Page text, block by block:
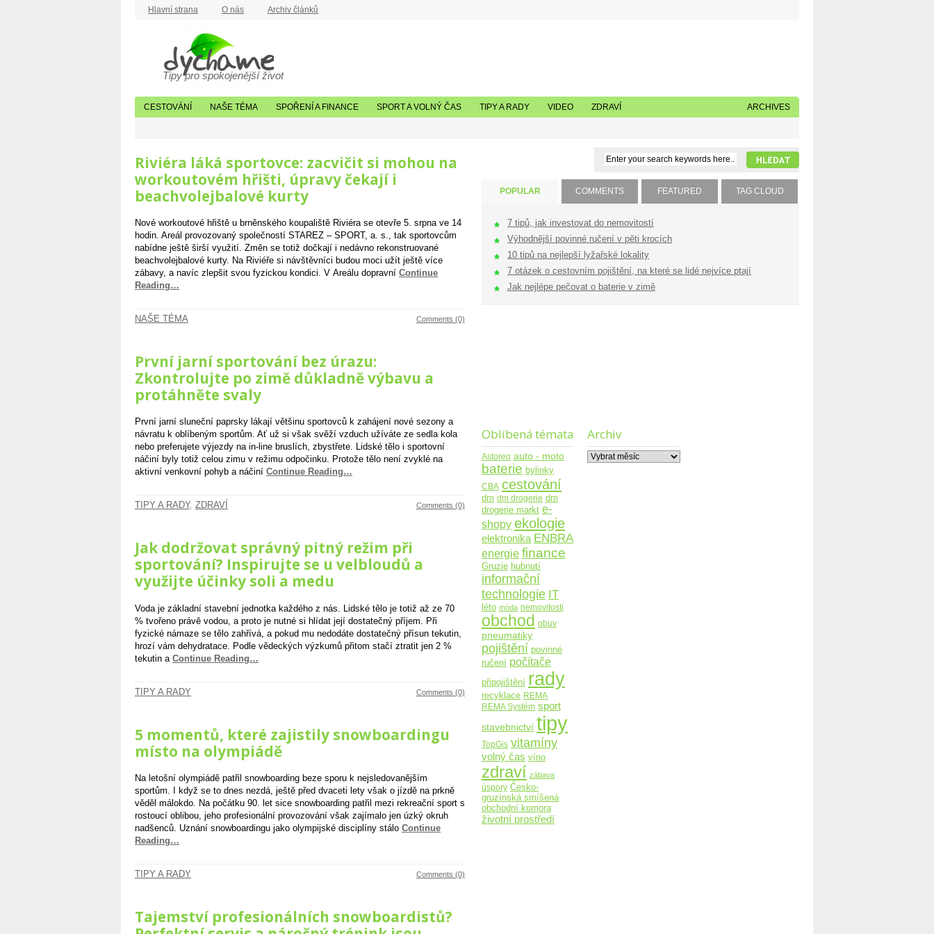
Hlavní strana O nás Archiv článků
Tipy pro spokojenější život
CESTOVÁNÍ NAŠE TÉMA SPOŘENÍ A FINANCE SPORT A VOLNÝ ČAS TIPY A RADY VIDEO ZDRAVÍ ARCHIVES
Riviéra láká sportovce: zacvičit si mohou na
workoutovém hřišti, úpravy čekají i
beachvolejbalové kurty
Nové workoutové hřiště u brněnského koupaliště Riviéra se otevře 5. srpna ve 14
hodin. Areál provozovaný společností STAREZ – SPORT, a. s., tak sportovcům
nabídne ještě širší využití. Změn se totiž dočkají i nedávno rekonstruované
beachvolejbalové kurty. Na Riviéře si návštěvníci budou moci užít ještě více
zábavy, a navíc zlepšit svou fyzickou kondici. V Areálu dopravní Continue
Reading…
NAŠE TÉMA Comments (0)
První jarní sportování bez úrazu:
Zkontrolujte po zimě důkladně výbavu a
protáhněte svaly
První jarní sluneční paprsky lákají většinu sportovců k zahájení nové sezony a
návratu k oblíbeným sportům. Ať už si však svěží vzduch užíváte ze sedla kola
nebo preferujete výjezdy na in-line bruslích, zbystřete. Lidské tělo i sportovní
náčiní byly totiž celou zimu v režimu odpočinku. Protože tělo není zvyklé na
aktivní venkovní pohyb a náčiní Continue Reading…
TIPY A RADY, ZDRAVÍ Comments (0)
Jak dodržovat správný pitný režim při
sportování? Inspirujte se u velbloudů a
využijte účinky soli a medu
Voda je základní stavební jednotka každého z nás. Lidské tělo je totiž až ze 70
% tvořeno právě vodou, a proto je nutné si hlídat její dostatečný příjem. Při
fyzické námaze se tělo zahřívá, a pokud mu nedodáte dostatečný přísun tekutin,
hrozí vám dehydratace. Podle vědeckých výzkumů přitom stačí ztratit jen 2 %
tekutin a Continue Reading…
TIPY A RADY Comments (0)
5 momentů, které zajistily snowboardingu
místo na olympiádě
Na letošní olympiádě patřil snowboarding beze sporu k nejsledovanějším
sportům. I když se to dnes nezdá, ještě před dvaceti lety však o jízdě na prkně
věděl málokdo. Na počátku 90. let sice snowboarding patřil mezi rekreační sport s
rostoucí oblibou, jeho profesionální provozování však zajímalo jen úzký okruh
nadšenců. Uznání snowboardingu jako olympijské disciplíny stálo Continue
Reading…
TIPY A RADY Comments (0)
Tajemství profesionálních snowboardistů?
POPULAR COMMENTS FEATURED TAG CLOUD
7 tipů, jak investovat do nemovitostí
Výhodnější povinné ručení v pěti krocích
10 tipů na nejlepší lyžařské lokality
7 otázek o cestovním pojištění, na které se lidé nejvíce ptají
Jak nejlépe pečovat o baterie v zimě
Oblíbená témata
Astoreo auto - moto
baterie bylinky
CBA cestování
dm dm drogerie dm
drogerie markt e-
shopy ekologie
elektronika ENBRA
energie finance
Gruzie hubnutí
informační
technologie IT
léto móda nemovitosti
obchod obuv
pneumatiky
pojištění povinné
ručení počítače
připojištění rady
recyklace REMA
REMA Systém sport
stavebnictví tipy
TopGis vitamíny
volný čas víno
zdraví zábava
úspory Česko-
gruzínská smíšená
obchodní komora
životní prostředí
Archiv
Archiv